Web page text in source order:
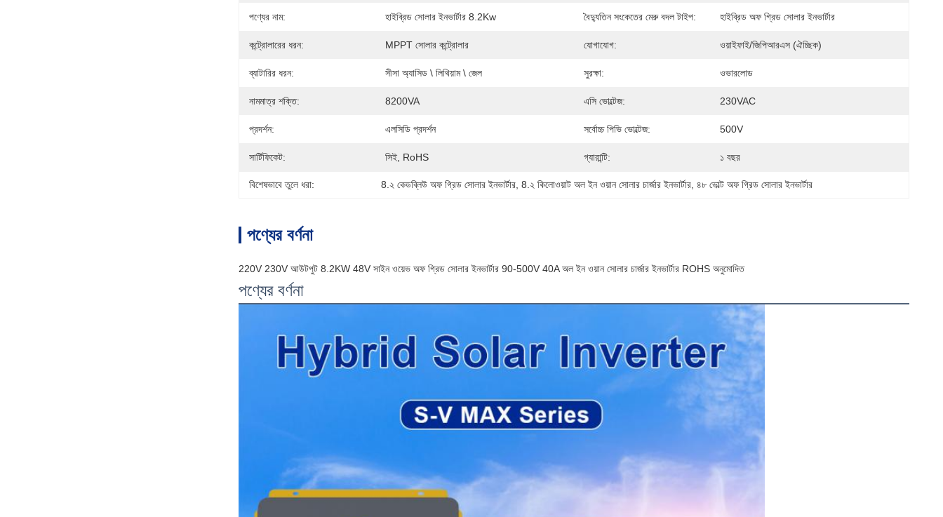
পণ্যের নাম: হাইব্রিড সোলার ইনভার্টার 8.2Kw বৈদ্যুতিন সংকেতের মেরু বদল টাইপ: হাইব্রিড অফ গ্রিড সোলার ইনভার্টার
কন্ট্রোলারের ধরন: MPPT সোলার কন্ট্রোলার যোগাযোগ: ওয়াইফাই/জিপিআরএস (ঐচ্ছিক)
ব্যাটারির ধরন: সীসা অ্যাসিড \ লিথিয়াম \ জেল সুরক্ষা: ওভারলোড
নামমাত্র শক্তি: 8200VA এসি ভোল্টেজ: 230VAC
প্রদর্শন: এলসিডি প্রদর্শন সর্বোচ্চ পিভি ভোল্টেজ: 500V
সার্টিফিকেট: সিই, RoHS গ্যারান্টি: ১ বছর
বিশেষভাবে তুলে ধরা: 8.২ কেডব্লিউ অফ গ্রিড সোলার ইনভার্টার , 8.২ কিলোওয়াট অল ইন ওয়ান সোলার চার্জার ইনভার্টার , ৪৮ ভোল্ট অফ গ্রিড সোলার ইনভার্টার
পণ্যের বর্ণনা
220V 230V আউটপুট 8.2KW 48V সাইন ওয়েভ অফ গ্রিড সোলার ইনভার্টার 90-500V 40A অল ইন ওয়ান সোলার চার্জার ইনভার্টার ROHS অনুমোদিত
পণ্যের বর্ণনা